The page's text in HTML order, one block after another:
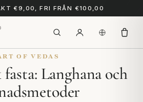
€9,00, FRI FRÅN €100,00
OF VEDAS
Langhana och